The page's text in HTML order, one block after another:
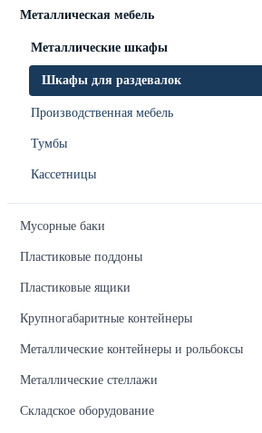
Металлическая мебель
Металлические шкафы
Шкафы для раздевалок
Производственная мебель
Тумбы
Кассетницы
Мусорные баки
Пластиковые поддоны
Пластиковые ящики
Крупногабаритные контейнеры
Металлические контейнеры и рольбоксы
Металлические стеллажи
Складское оборудование